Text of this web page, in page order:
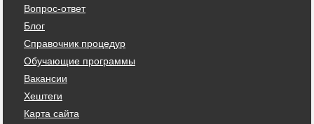
Вопрос-ответ
Блог
Справочник процедур
Обучающие программы
Вакансии
Хештеги
Карта сайта